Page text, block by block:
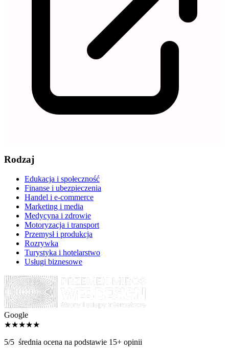
Rodzaj
Edukacja i społeczność
Finanse i ubezpieczenia
Handel i e-commerce
Marketing i media
Medycyna i zdrowie
Motoryzacja i transport
Przemysł i produkcja
Rozrywka
Turystyka i hotelarstwo
Usługi biznesowe
Google
★★★★★
5/5 średnia ocena na podstawie 15+ opinii